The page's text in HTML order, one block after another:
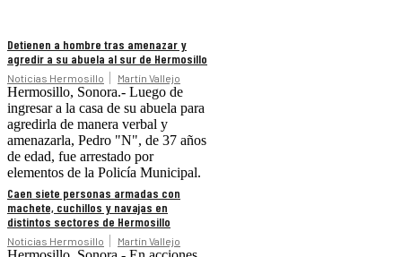
Detienen a hombre tras amenazar y
agredir a su abuela al sur de Hermosillo
Noticias Hermosillo Martín Vallejo
Hermosillo, Sonora.- Luego de
ingresar a la casa de su abuela para
agredirla de manera verbal y
amenazarla, Pedro "N", de 37 años
de edad, fue arrestado por
elementos de la Policía Municipal.
Caen siete personas armadas con
machete, cuchillos y navajas en
distintos sectores de Hermosillo
Noticias Hermosillo Martín Vallejo